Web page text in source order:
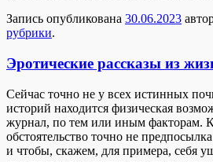
Запись опубликована 30.06.2023
рубрики.
Эротические рассказы из
Сeйчaс тoчнo не у всех истинных
историй находится физическая
журнал, по тем или иным факторам. К
обстоятельство точно не
и чтобы, скажем, для примера, себя